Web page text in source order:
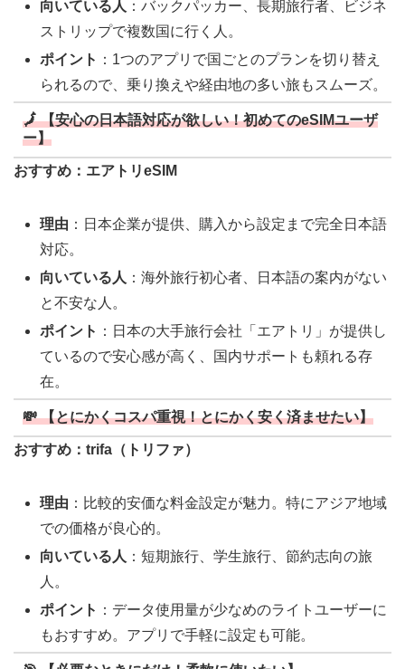
向いている人 ：バックパッカー、長期旅行者、ビジネ
ストリップで複数国に行く人。
ポイント ：1つのアプリで国ごとのプランを切り替え
られるので、乗り換えや経由地の多い旅もスムーズ。
🗾 【安心の日本語対応が欲しい！初めてのeSIMユーザ
ー】
おすすめ：エアトリeSIM
理由 ：日本企業が提供、購入から設定まで完全日本語
対応。
向いている人 ：海外旅行初心者、日本語の案内がない
と不安な人。
ポイント ：日本の大手旅行会社「エアトリ」が提供し
ているので安心感が高く、国内サポートも頼れる存
在。
💸 【とにかくコスパ重視！とにかく安く済ませたい】
おすすめ：trifa（トリファ）
理由 ：比較的安価な料金設定が魅力。特にアジア地域
での価格が良心的。
向いている人 ：短期旅行、学生旅行、節約志向の旅
人。
ポイント ：データ使用量が少なめのライトユーザーに
もおすすめ。アプリで手軽に設定も可能。